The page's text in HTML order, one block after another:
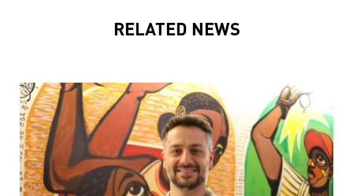
RELATED NEWS